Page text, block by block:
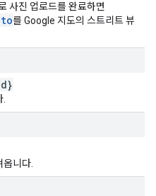
사진 업로드를 완료하면
를 Google 지도의 스트리트 뷰
니다.